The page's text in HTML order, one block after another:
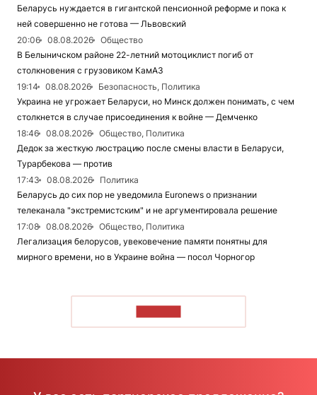
Беларусь нуждается в гигантской пенсионной реформе и пока к
ней совершенно не готова — Львовский
20:06
08.08.2026
Общество
В Белыничском районе 22-летний мотоциклист погиб от
столкновения с грузовиком КамАЗ
19:14
08.08.2026
Безопасность, Политика
Украина не угрожает Беларуси, но Минск должен понимать, с чем
столкнется в случае присоединения к войне — Демченко
18:46
08.08.2026
Общество, Политика
Дедок за жесткую люстрацию после смены власти в Беларуси,
Турарбекова — против
17:43
08.08.2026
Политика
Беларусь до сих пор не уведомила Euronews о признании
телеканала "экстремистским" и не аргументировала решение
17:08
08.08.2026
Общество, Политика
Легализация белорусов, увековечение памяти понятны для
мирного времени, но в Украине война — посол Чорногор